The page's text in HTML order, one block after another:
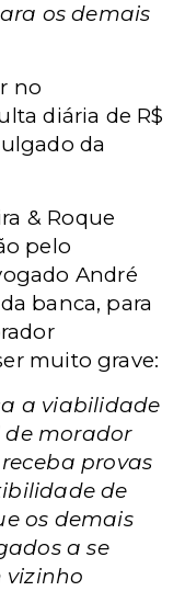
os demais
no
diária de R$
da
& Roque
pelo
André
banca, para
muito grave:
a viabilidade
morador
provas
de
os demais
a se